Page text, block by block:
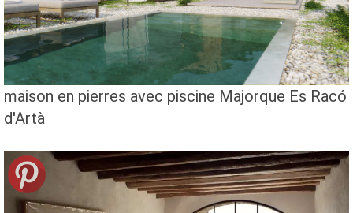
maison en pierres avec piscine Majorque Es Racó
d'Artà